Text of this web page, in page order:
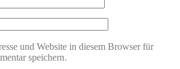
und Website in diesem Browser für
speichern.